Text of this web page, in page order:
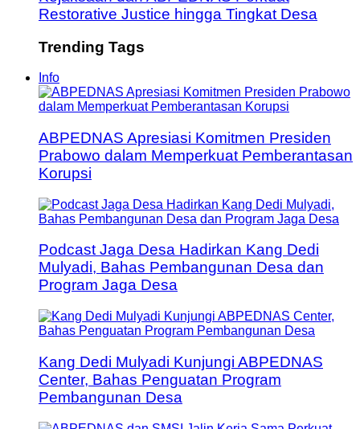
Restorative Justice hingga Tingkat Desa
Trending Tags
Info
ABPEDNAS Apresiasi Komitmen Presiden
Prabowo dalam Memperkuat Pemberantasan
Korupsi
Podcast Jaga Desa Hadirkan Kang Dedi
Mulyadi, Bahas Pembangunan Desa dan
Program Jaga Desa
Kang Dedi Mulyadi Kunjungi ABPEDNAS
Center, Bahas Penguatan Program
Pembangunan Desa